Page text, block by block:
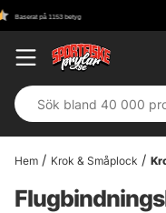
Hem Krok & Småplock